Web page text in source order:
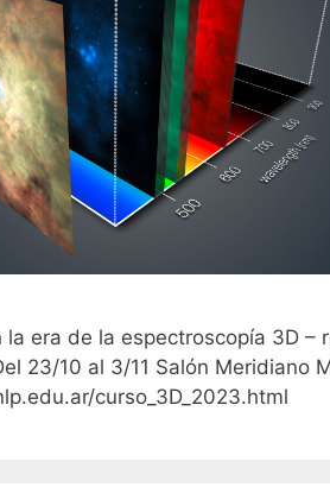
la era de la espectroscopía 3D –
23/10 al 3/11 Salón Meridiano
curso_3D_2023.html